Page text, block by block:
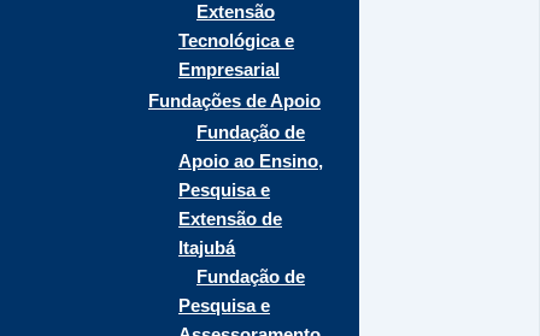
Extensão
Tecnológica e
Empresarial
Fundações de Apoio
Fundação de
Apoio ao Ensino,
Pesquisa e
Extensão de
Itajubá
Fundação de
Pesquisa e